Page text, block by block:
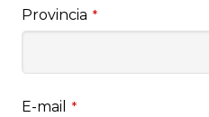
Provincia *
E-mail *